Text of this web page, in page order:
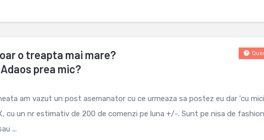
o treapta mai mare?
prea mic?
am vazut un post asemanator cu ce urmeaza sa postez eu dar 'cu
cu un nr estimativ de 200 de comenzi pe luna +/-. Sunt pe nisa de
...